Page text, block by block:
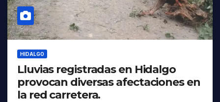
HIDALGO
Lluvias registradas en Hidalgo
provocan diversas afectaciones en
la red carretera.